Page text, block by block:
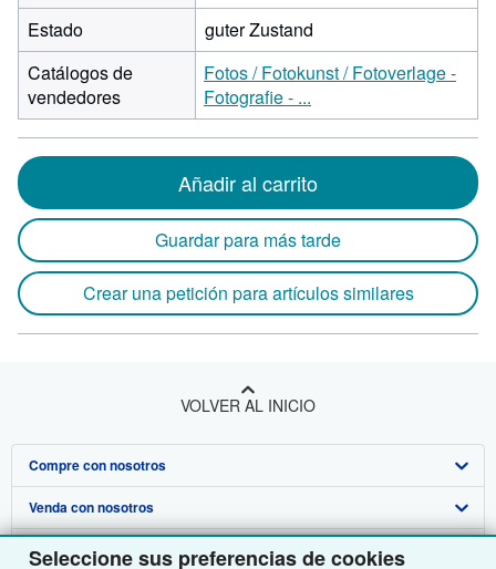
Seleccione sus preferencias de cookies
Estado
guter Zustand
Catálogos de
vendedores
Fotos / Fotokunst / Fotoverlage -
Fotografie - ...
Añadir al carrito
Guardar para más tarde
Crear una petición para artículos similares
VOLVER AL INICIO
Compre con nosotros
Búsqueda avanzada
Colecciones
Venda con nosotros
Comenzar a vender
Sobre nosotros